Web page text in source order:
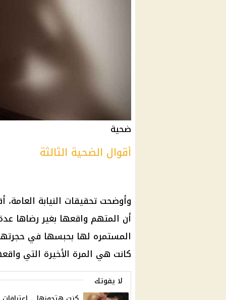
ضحية
أقوال الضحية الثالثة
وأوضحت تحقيقات النيابة العامة،
أن المتهم واقعها بغير رضاها
المستمره لها بحبسها في
كانت هي المرة الأخيرة التي
لا يفوتك